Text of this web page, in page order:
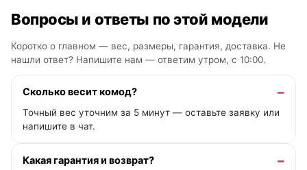
Вопросы и ответы по этой модели
Коротко о главном — вес, размеры, гарантия, доставка. Не
нашли ответ? Напишите нам — ответим утром, с 10:00.
Сколько весит комод?
Точный вес уточним за 5 минут — оставьте заявку или
напишите в чат.
Какая гарантия и возврат?